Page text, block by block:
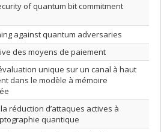
of quantum bit commitment
against quantum adversaries
des moyens de paiement
unique sur un canal à haut
dans le modèle à mémoire
réduction d’attaques actives à
quantique